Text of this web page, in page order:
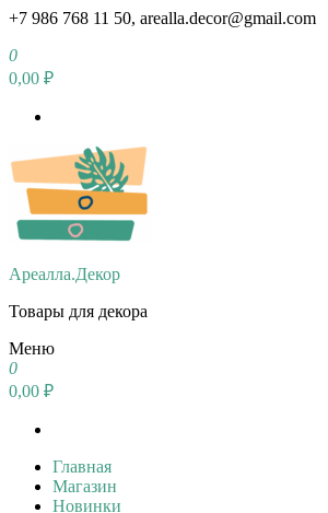
+7 986 768 11 50, arealla.decor@gmail.com
0
0,00 ₽
Ареалла.Декор
Товары для декора
Меню
0
0,00 ₽
Главная
Магазин
Новинки